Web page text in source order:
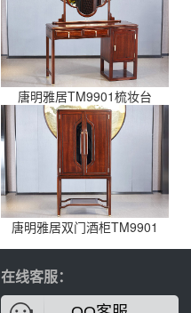
唐明雅居TM9901梳妆台
唐明雅居双门酒柜TM9901
在线客服：